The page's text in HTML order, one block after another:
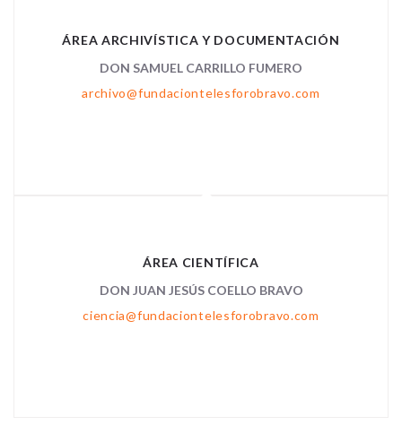
ÁREA ARCHIVÍSTICA Y DOCUMENTACIÓN
DON SAMUEL CARRILLO FUMERO
archivo@fundaciontelesforobravo.com
ÁREA CIENTÍFICA
DON JUAN JESÚS COELLO BRAVO
ciencia@fundaciontelesforobravo.com